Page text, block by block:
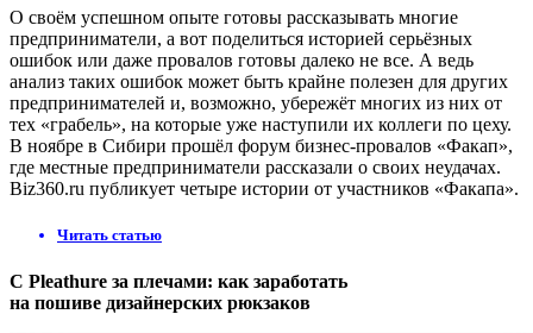
О своём успешном опыте готовы рассказывать многие
предприниматели, а вот поделиться историей серьёзных
ошибок или даже провалов готовы далеко не все. А ведь
анализ таких ошибок может быть крайне полезен для других
предпринимателей и, возможно, убережёт многих из них от
тех «грабель», на которые уже наступили их коллеги по цеху.
В ноябре в Сибири прошёл форум бизнес-провалов «Факап»,
где местные предприниматели рассказали о своих неудачах.
Biz360.ru публикует четыре истории от участников «Факапа».
Читать статью
С Pleathure за плечами: как заработать
на пошиве дизайнерских рюкзаков